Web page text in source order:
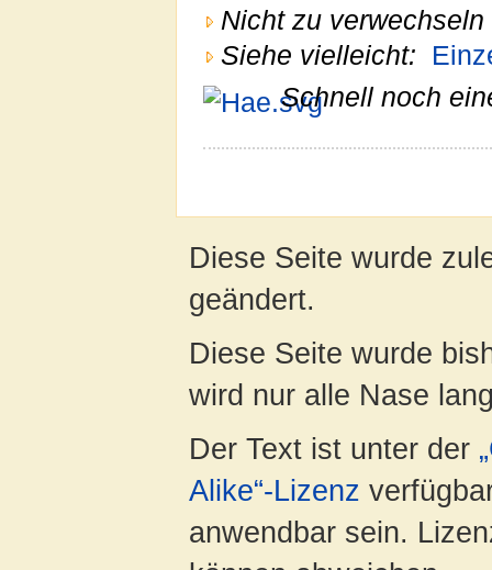
Nicht zu verwechseln
Siehe vielleicht:
Schnell noch
Diese Seite wurde
geändert.
Diese Seite wurde
wird nur alle Nase
Der Text ist unter der
Alike“-Lizenz
anwendbar sein.